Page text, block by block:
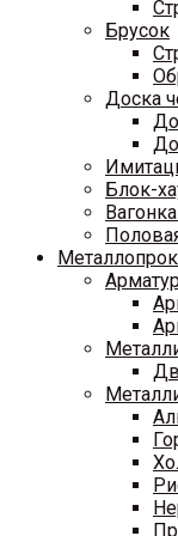
Брусок
Доска
Блок-